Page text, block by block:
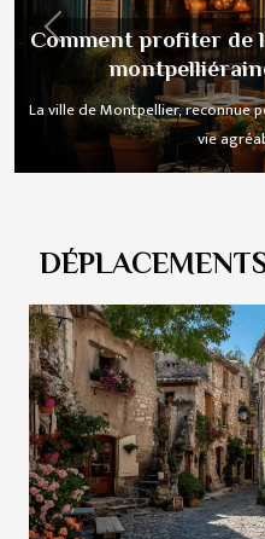
Comment profiter de
La ville de Montpellier, reconnue
vie
Previous